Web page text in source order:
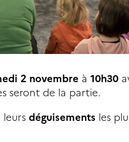
2 novembre à 10h30
seront de la partie.
déguisements les